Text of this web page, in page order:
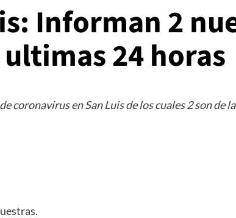
Informan 2
24 horas
coronavirus en San Luis de los cuales 2 son de